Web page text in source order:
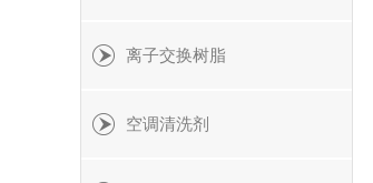
离子交换树脂
空调清洗剂